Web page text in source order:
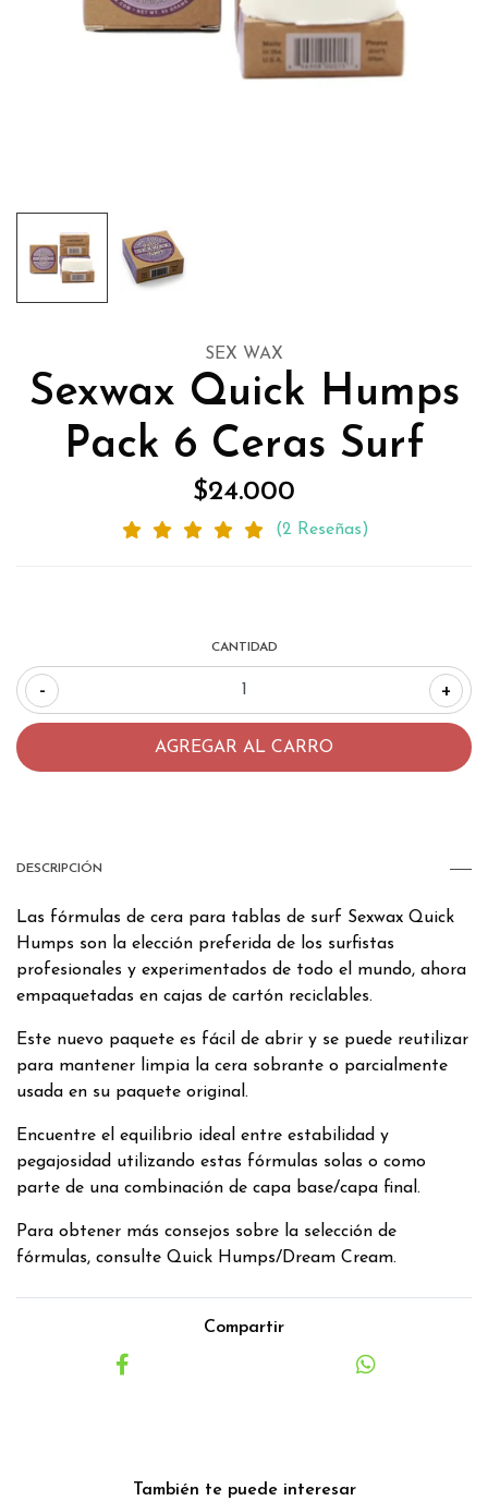
SEX WAX
Sexwax Quick Humps
Pack 6 Ceras Surf
$24.000
(2 Reseñas)
CANTIDAD
- +
DESCRIPCIÓN
Las fórmulas de cera para tablas de surf Sexwax Quick
Humps son la elección preferida de los surfistas
profesionales y experimentados de todo el mundo, ahora
empaquetadas en cajas de cartón reciclables.
Este nuevo paquete es fácil de abrir y se puede reutilizar
para mantener limpia la cera sobrante o parcialmente
usada en su paquete original.
Encuentre el equilibrio ideal entre estabilidad y
pegajosidad utilizando estas fórmulas solas o como
parte de una combinación de capa base/capa final.
Para obtener más consejos sobre la selección de
fórmulas, consulte Quick Humps/Dream Cream.
Compartir
También te puede interesar